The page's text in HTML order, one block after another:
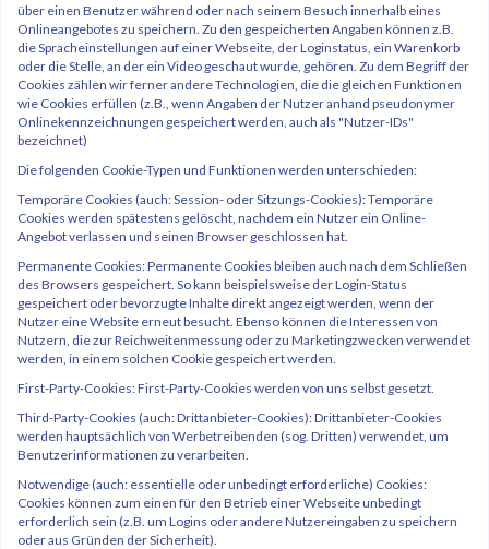
über einen Benutzer während oder nach seinem Besuch innerhalb eines
Onlineangebotes zu speichern. Zu den gespeicherten Angaben können z.B.
die Spracheinstellungen auf einer Webseite, der Loginstatus, ein Warenkorb
oder die Stelle, an der ein Video geschaut wurde, gehören. Zu dem Begriff der
Cookies zählen wir ferner andere Technologien, die die gleichen Funktionen
wie Cookies erfüllen (z.B., wenn Angaben der Nutzer anhand pseudonymer
Onlinekennzeichnungen gespeichert werden, auch als "Nutzer-IDs"
bezeichnet)
Die folgenden Cookie-Typen und Funktionen werden unterschieden:
Temporäre Cookies (auch: Session- oder Sitzungs-Cookies): Temporäre
Cookies werden spätestens gelöscht, nachdem ein Nutzer ein Online-
Angebot verlassen und seinen Browser geschlossen hat.
Permanente Cookies: Permanente Cookies bleiben auch nach dem Schließen
des Browsers gespeichert. So kann beispielsweise der Login-Status
gespeichert oder bevorzugte Inhalte direkt angezeigt werden, wenn der
Nutzer eine Website erneut besucht. Ebenso können die Interessen von
Nutzern, die zur Reichweitenmessung oder zu Marketingzwecken verwendet
werden, in einem solchen Cookie gespeichert werden.
First-Party-Cookies: First-Party-Cookies werden von uns selbst gesetzt.
Third-Party-Cookies (auch: Drittanbieter-Cookies): Drittanbieter-Cookies
werden hauptsächlich von Werbetreibenden (sog. Dritten) verwendet, um
Benutzerinformationen zu verarbeiten.
Notwendige (auch: essentielle oder unbedingt erforderliche) Cookies:
Cookies können zum einen für den Betrieb einer Webseite unbedingt
erforderlich sein (z.B. um Logins oder andere Nutzereingaben zu speichern
oder aus Gründen der Sicherheit).